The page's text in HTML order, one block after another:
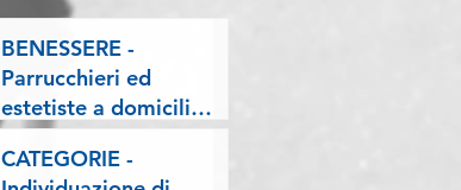
BENESSERE -
Parrucchieri ed
estetiste a domicilio.
Esposto delle
Associazioni artigiane
CATEGORIE -